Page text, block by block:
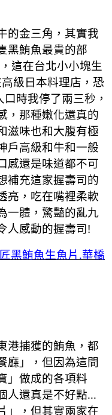
的金三角，其實我
黑鮪魚最貴的部
這在台北小小塊生
級日本料理店，恐
時我停了兩三秒，
，那種嫩化還真的
滋味也和大腹有極
戶高級和牛和一般
感還是味道都不可
補充這家握壽司的
亮，吃在嘴裡柔軟
一體，驚豔的亂九
人感動的握壽司!
黑鮪魚生魚片.華橋
港捕獲的鮪魚，都
廳」，但因為這間
」做成的各項料
人還真是不好點...
」，但其實兩家在